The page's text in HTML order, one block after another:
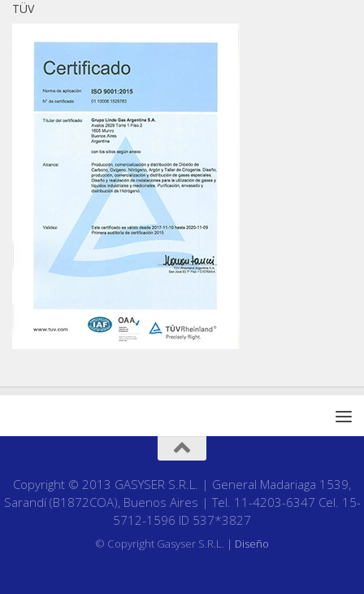
TÜV
Copyright © 2013 GASYSER S.R.L. | General Madariaga 1539,
Sarandí (B1872COA), Buenos Aires | Tel. 11-4203-6347 Cel. 15-
5712-1596 ID 537*3827
© Copyright Gasyser S.R.L. | Diseño